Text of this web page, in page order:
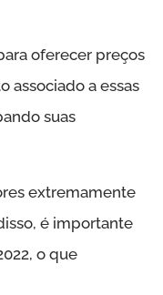
oferecer preços
associado a essas
suas
extremamente
é importante
o que